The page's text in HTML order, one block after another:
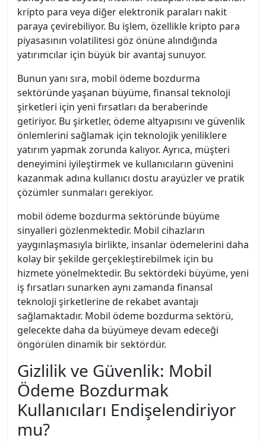
kripto para veya diğer elektronik paraları nakit
paraya çevirebiliyor. Bu işlem, özellikle kripto para
piyasasının volatilitesi göz önüne alındığında
yatırımcılar için büyük bir avantaj sunuyor.
Bunun yanı sıra, mobil ödeme bozdurma
sektöründe yaşanan büyüme, finansal teknoloji
şirketleri için yeni fırsatları da beraberinde
getiriyor. Bu şirketler, ödeme altyapısını ve güvenlik
önlemlerini sağlamak için teknolojik yeniliklere
yatırım yapmak zorunda kalıyor. Ayrıca, müşteri
deneyimini iyileştirmek ve kullanıcıların güvenini
kazanmak adına kullanıcı dostu arayüzler ve pratik
çözümler sunmaları gerekiyor.
mobil ödeme bozdurma sektöründe büyüme
sinyalleri gözlenmektedir. Mobil cihazların
yaygınlaşmasıyla birlikte, insanlar ödemelerini daha
kolay bir şekilde gerçekleştirebilmek için bu
hizmete yönelmektedir. Bu sektördeki büyüme, yeni
iş fırsatları sunarken aynı zamanda finansal
teknoloji şirketlerine de rekabet avantajı
sağlamaktadır. Mobil ödeme bozdurma sektörü,
gelecekte daha da büyümeye devam edeceği
öngörülen dinamik bir sektördür.
Gizlilik ve Güvenlik: Mobil
Ödeme Bozdurmak
Kullanıcıları Endişelendiriyor
mu?